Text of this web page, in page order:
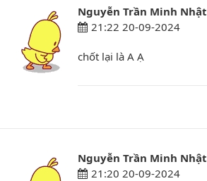
Nguyễn Trần Minh Nhật
21:22 20-09-2024
chốt lại là A Ạ
Nguyễn Trần Minh Nhật
21:20 20-09-2024